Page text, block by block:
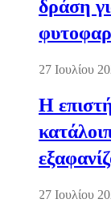
δράση
27 Ιουλίου
Η
27 Ιουλίου